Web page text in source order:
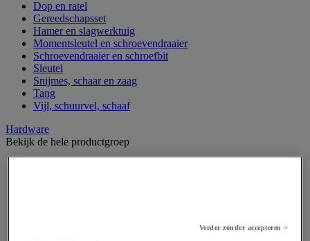
Dop en ratel
Gereedschapsset
Hamer en slagwerktuig
Momentsleutel en schroevendraaier
Schroevendraaier en schroefbit
Sleutel
Snijmes, schaar en zaag
Tang
Vijl, schuurvel, schaaf
Hardware
Bekijk de hele productgroep
Verder zonder accepteren >